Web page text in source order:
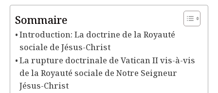
Sommaire
Introduction: La doctrine de la Royauté
sociale de Jésus-Christ
La rupture doctrinale de Vatican II vis-à-vis
de la Royauté sociale de Notre Seigneur
Jésus-Christ